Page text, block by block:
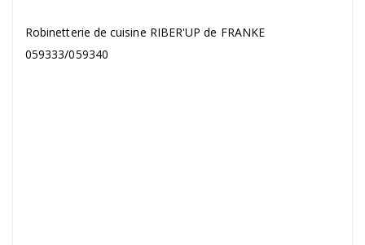
Robinetterie de cuisine RIBER'UP de FRANKE
059333/059340